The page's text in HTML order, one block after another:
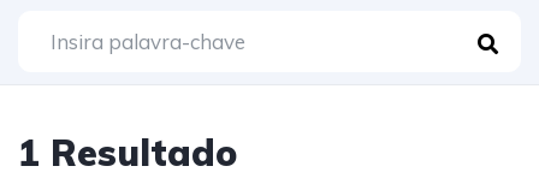
1 Resultado